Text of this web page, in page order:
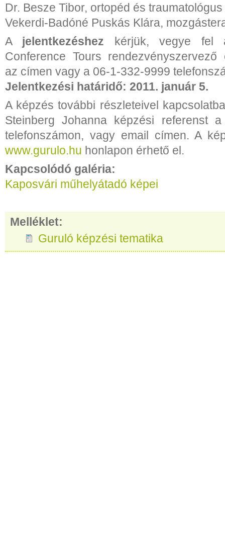
Dr. Besze Tibor, ortopéd és
Vekerdi-Badóné Puskás Klára,
A jelentkezéshez kérjük, vegye fel
Conference Tours rendezvényszervező
az címen vagy a 06-1-332-9999
Jelentkezési határidő: 2011. január 5.
A képzés további részleteivel
Steinberg Johanna képzési referenst a
telefonszámon, vagy email címen. A
www.gurulo.hu honlapon érhető el.
Kapcsolódó galéria:
Kaposvári műhelyátadó képei
Melléklet:
Guruló képzési tematika